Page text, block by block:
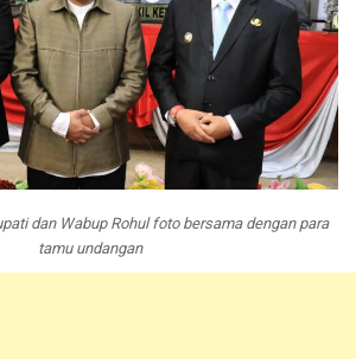
dan Wabup Rohul foto bersama dengan para
tamu undangan